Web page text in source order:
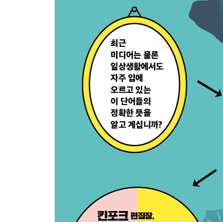
힙스터가 좋아하는 것들
힙스터 남자 직업
힙스터 여자 직업
힙스터 남자 패션
힙스터 여자 패션
힙스터가 좋아하는 장소
힙스터가 좋아하는 외국 영화
힙스터가 좋아하는 국내 뮤지션
힙스터가 좋아하는 외국 뮤지션
힙스터 추천 도서
힙스터 추천 TV 프로그램